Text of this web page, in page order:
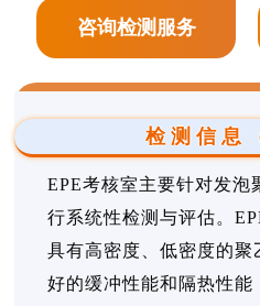
咨询检测服务
检测信息
EPE考核室主要针对发泡
行系统性检测与评估。
具有高密度、低密度的聚
好的缓冲性能和隔热性能